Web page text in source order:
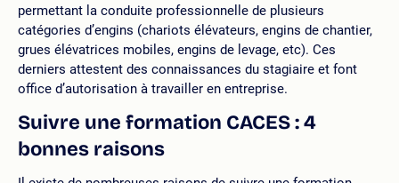
permettant la conduite professionnelle de plusieurs
catégories d’engins (chariots élévateurs, engins de chantier,
grues élévatrices mobiles, engins de levage, etc). Ces
derniers attestent des connaissances du stagiaire et font
office d’autorisation à travailler en entreprise.
Suivre une formation CACES : 4
bonnes raisons